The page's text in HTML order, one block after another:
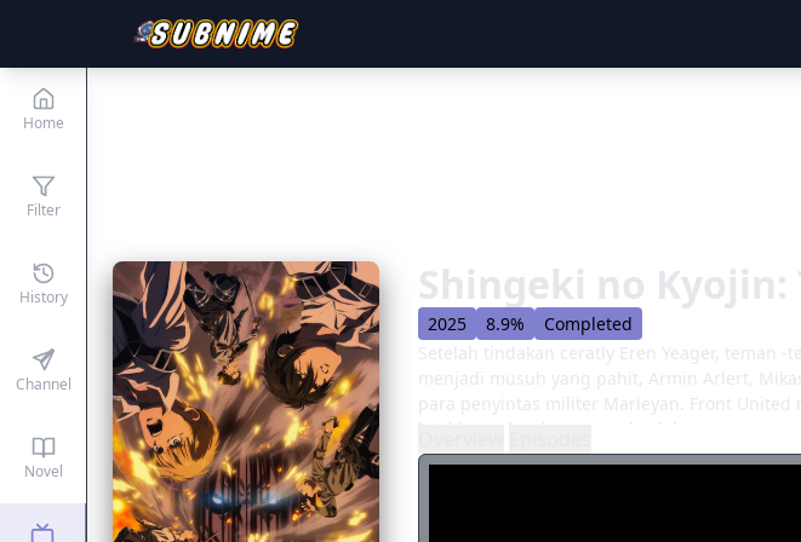
Home
Filter
History
Channel
Novel
Shingeki no Kyojin:
2025 8.9%
Completed
Setelah tindakan ceratly Eren Yeager, teman
menjadi musuh yang pahit, Armin Arlert,
para penyintas militer Marleyan. Front
letakkan rekan lama mereka dalam
sendiri. Meskipun dia merasa sangat